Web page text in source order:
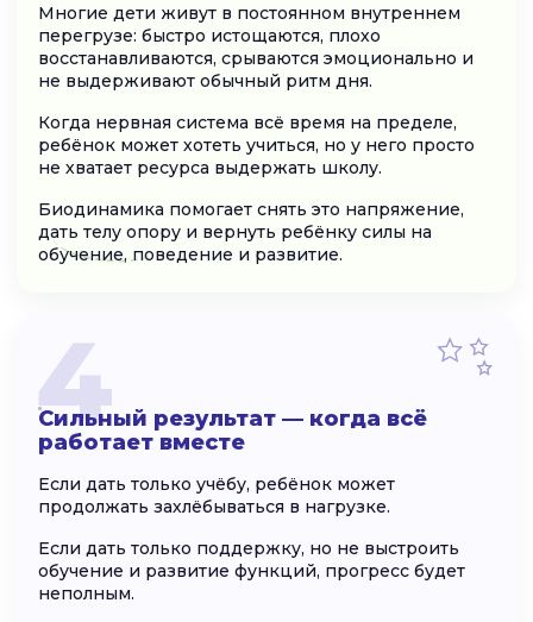
Многие дети живут в постоянном внутреннем
перегрузе: быстро истощаются, плохо
восстанавливаются, срываются эмоционально и
не выдерживают обычный ритм дня.
Когда нервная система всё время на пределе,
ребёнок может хотеть учиться, но у него просто
не хватает ресурса выдержать школу.
Биодинамика помогает снять это напряжение,
дать телу опору и вернуть ребёнку силы на
обучение, поведение и развитие.
4
Сильный результат — когда всё
работает вместе
Если дать только учёбу, ребёнок может
продолжать захлёбываться в нагрузке.
Если дать только поддержку, но не выстроить
обучение и развитие функций, прогресс будет
неполным.